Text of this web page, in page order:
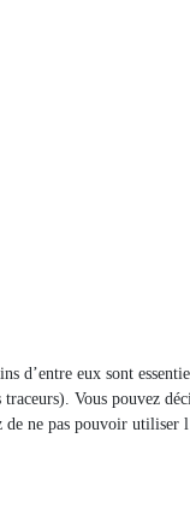
d’entre eux sont
Vous pouvez
ne pas pouvoir utiliser